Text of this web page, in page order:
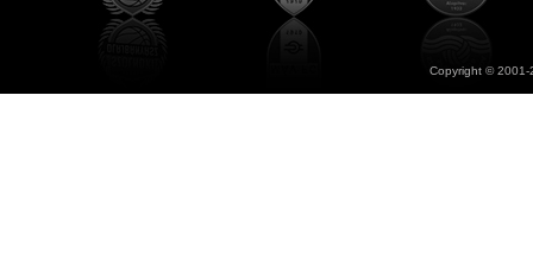
Copyright ©